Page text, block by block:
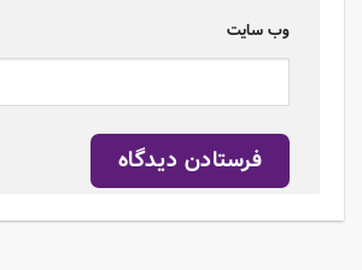
وب‌ سایت